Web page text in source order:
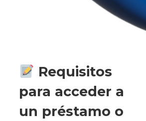
Requisitos
para acceder a
un préstamo o